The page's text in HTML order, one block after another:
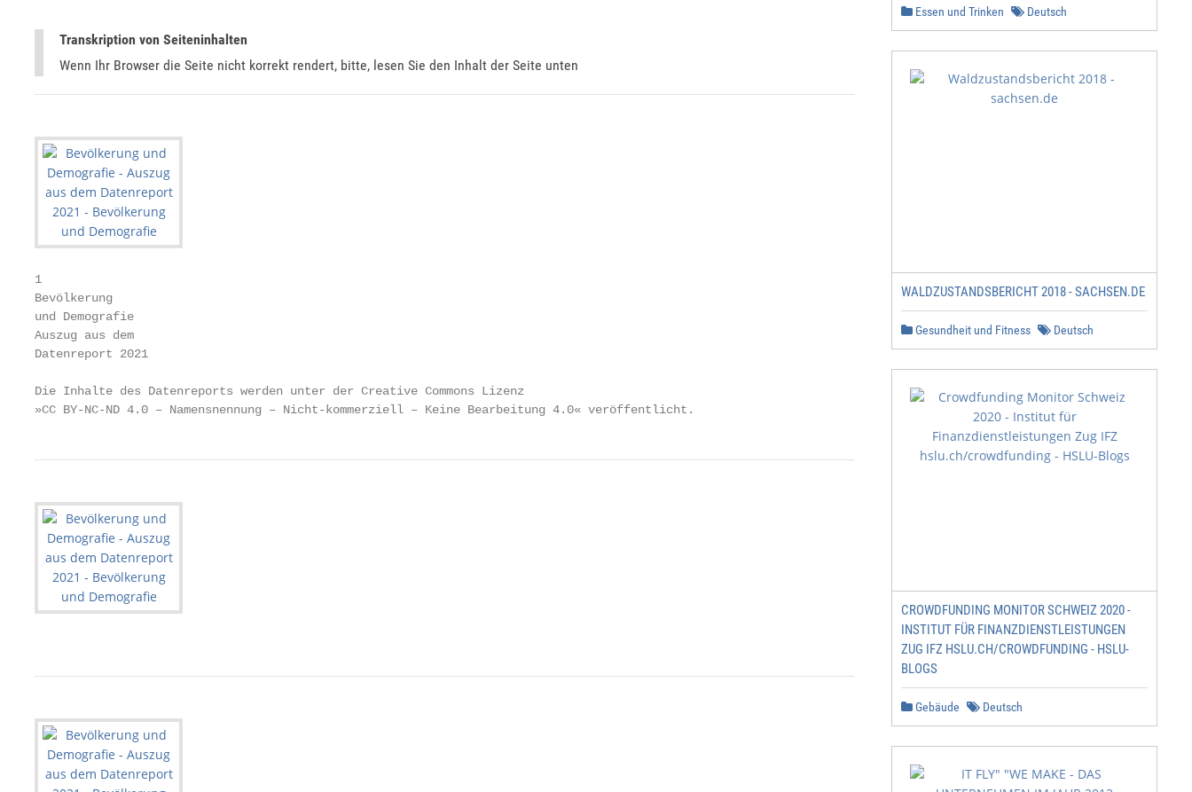
Transkription von Seiteninhalten
Wenn Ihr Browser die Seite nicht korrekt rendert, bitte, lesen Sie den Inhalt der Seite unten
1
Bevölkerung
und Demografie
Auszug aus dem
Datenreport 2021
Die Inhalte des Datenreports werden unter der Creative Commons Lizenz
»CC BY-NC-ND 4.0 – Namensnennung – Nicht-kommerziell – Keine Bearbeitung 4.0« veröffentlicht.
Essen und Trinken Deutsch
WALDZUSTANDSBERICHT 2018 - SACHSEN.DE
Gesundheit und Fitness Deutsch
CROWDFUNDING MONITOR SCHWEIZ 2020 -
INSTITUT FÜR FINANZDIENSTLEISTUNGEN
ZUG IFZ HSLU.CH/CROWDFUNDING - HSLU-
BLOGS
Gebäude Deutsch